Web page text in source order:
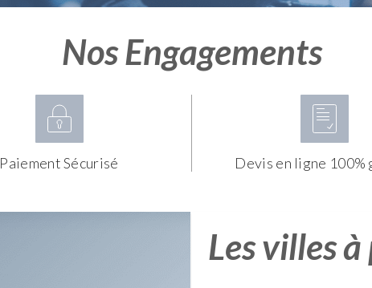
Nos Engagements
Paiement Sécurisé Devis en ligne
Les villes